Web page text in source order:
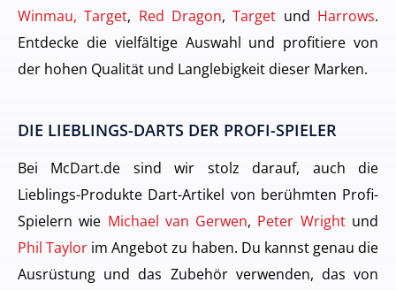
Winmau, Target, Red Dragon,Target und Harrows.
Entdecke die vielfältige Auswahl und profitiere von
der hohen Qualität und Langlebigkeit dieser Marken.
DIE LIEBLINGS-DARTS DER PROFI-SPIELER
Bei McDart.de sind wir stolz darauf, auch die
Lieblings-Produkte Dart-Artikel von berühmten Profi-
Spielern wie Michael van Gerwen, Peter Wrightund
Phil Taylor im Angebot zu haben. Du kannst genau die
Ausrüstung und das Zubehör verwenden, das von